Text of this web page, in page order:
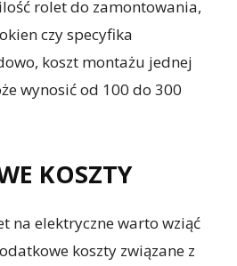
rolet do zamontowania,
czy specyfika
koszt montażu jednej
wynosić od 100 do 300
KOSZTY
na elektryczne warto wziąć
koszty związane z